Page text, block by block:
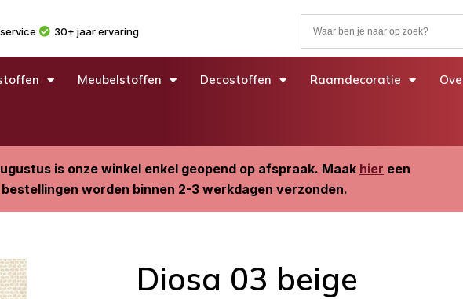
30+ jaar ervaring
Meubelstoffen Decostoffen Raamdecoratie
is onze winkel enkel geopend op afspraak. Maak hier een
worden binnen 2-3 werkdagen verzonden.
Diosa 03 beige